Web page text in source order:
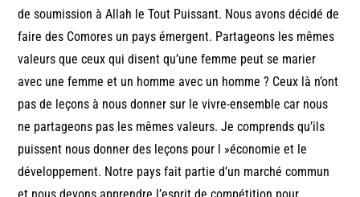
de soumission à Allah le Tout Puissant. Nous avons décidé de
faire des Comores un pays émergent. Partageons les mêmes
valeurs que ceux qui disent qu’une femme peut se marier
avec une femme et un homme avec un homme ? Ceux là n’ont
pas de leçons à nous donner sur le vivre-ensemble car nous
ne partageons pas les mêmes valeurs. Je comprends qu’ils
puissent nous donner des leçons pour l »économie et le
développement. Notre pays fait partie d’un marché commun